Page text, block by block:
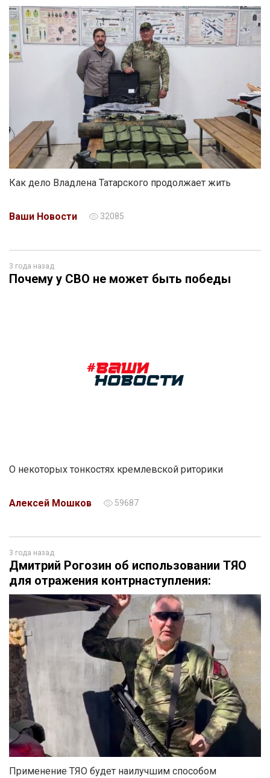
Как дело Владлена Татарского продолжает жить
Ваши Новости 32085
3 года назад
Почему у СВО не может быть победы
О некоторых тонкостях кремлевской риторики
Алексей Мошков 59687
3 года назад
Дмитрий Рогозин об использовании ТЯО
для отражения контрнаступления:
Применение ТЯО будет наилучшим способом